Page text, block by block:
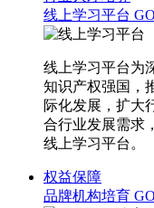
线上学习平台 GO
线上学习平台为
知识产权强国，
际化发展，扩大
合行业发展需求
线上学习平台。
权益保障
品牌机构培育 GO